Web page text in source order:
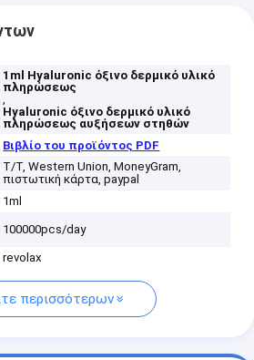
1ml Hyaluronic όξινο δερμικό υλικό
πληρώσεως
,
Hyaluronic όξινο δερμικό υλικό
πληρώσεως αυξήσεων στηθών
Βιβλίο του προϊόντος PDF
T/T, Western Union, MoneyGram,
πιστωτική κάρτα, paypal
1ml
100000pcs/day
revolax
περισσότερων